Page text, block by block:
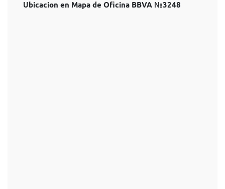
Ubicacion en Mapa de Oficina BBVA №3248